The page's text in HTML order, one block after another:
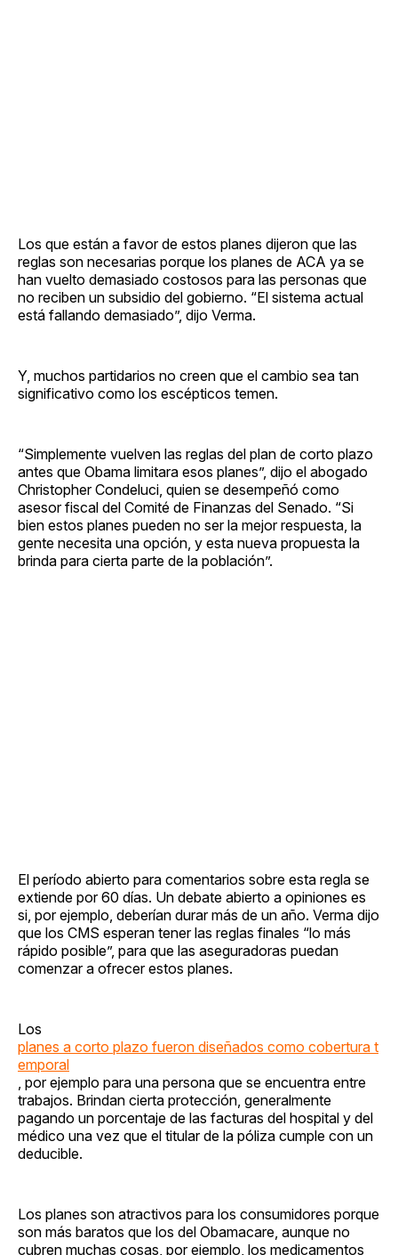
Los que están a favor de estos planes dijeron que las
reglas son necesarias porque los planes de ACA ya se
han vuelto demasiado costosos para las personas que
no reciben un subsidio del gobierno. “El sistema actual
está fallando demasiado”, dijo Verma.
Y, muchos partidarios no creen que el cambio sea tan
significativo como los escépticos temen.
“Simplemente vuelven las reglas del plan de corto plazo
antes que Obama limitara esos planes”, dijo el abogado
Christopher Condeluci, quien se desempeñó como
asesor fiscal del Comité de Finanzas del Senado. “Si
bien estos planes pueden no ser la mejor respuesta, la
gente necesita una opción, y esta nueva propuesta la
brinda para cierta parte de la población”.
El período abierto para comentarios sobre esta regla se
extiende por 60 días. Un debate abierto a opiniones es
si, por ejemplo, deberían durar más de un año. Verma dijo
que los CMS esperan tener las reglas finales “lo más
rápido posible”, para que las aseguradoras puedan
comenzar a ofrecer estos planes.
Los
planes a corto plazo fueron diseñados como cobertura t
emporal
, por ejemplo para una persona que se encuentra entre
trabajos. Brindan cierta protección, generalmente
pagando un porcentaje de las facturas del hospital y del
médico una vez que el titular de la póliza cumple con un
deducible.
Los planes son atractivos para los consumidores porque
son más baratos que los del Obamacare, aunque no
cubren muchas cosas, por ejemplo, los medicamentos